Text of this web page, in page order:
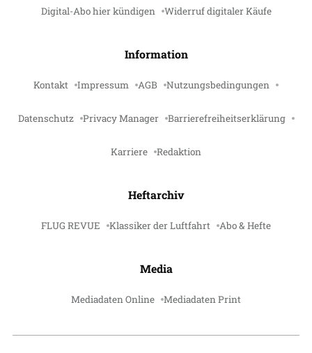
Digital-Abo hier kündigen Widerruf digitaler Käufe
Information
Kontakt Impressum AGB Nutzungsbedingungen
Datenschutz Privacy Manager Barrierefreiheitserklärung
Karriere Redaktion
Heftarchiv
FLUG REVUE Klassiker der Luftfahrt Abo & Hefte
Media
Mediadaten Online Mediadaten Print